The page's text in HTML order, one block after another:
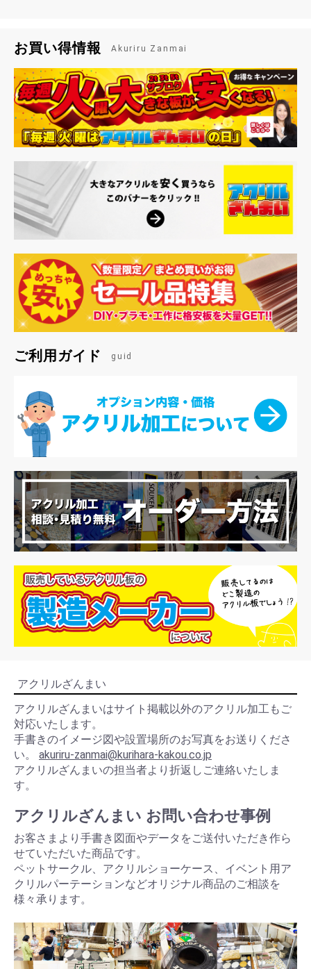
お買い得情報 Akuriru Zanmai
ご利用ガイド guid
アクリルざんまい
アクリルざんまいはサイト掲載以外のアクリル加工もご
対応いたします。
手書きのイメージ図や設置場所のお写真をお送りくださ
い。 akuriru-zanmai@kurihara-kakou.co.jp
アクリルざんまいの担当者より折返しご連絡いたしま
す。
アクリルざんまい お問い合わせ事例
お客さまより手書き図面やデータをご送付いただき作ら
せていただいた商品です。
ペットサークル、アクリルショーケース、イベント用ア
クリルパーテーションなどオリジナル商品のご相談を
様々承ります。